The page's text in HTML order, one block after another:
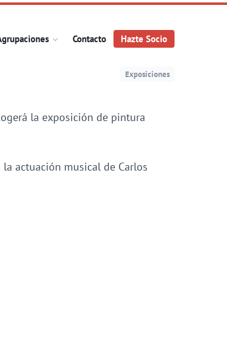
Contacto Hazte Socio
Exposiciones
la exposición de pintura
actuación musical de Carlos